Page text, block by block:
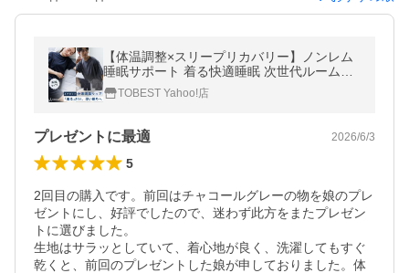
【体温調整×スリープリカバリー】ノンレム
睡眠サポート 着る快適睡眠 次世代ルームウ
ェア メンズ パジャマ 上下セット 半袖 超Pay
Pay祭
TOBEST Yahoo!店
プレゼントに最適 2026/6/3
5
2回目の購入です。前回はチャコールグレーの物を娘のプレ
ゼントにし、好評でしたので、迷わず此方をまたプレゼン
トに選びました。
生地はサラッとしていて、着心地が良く、洗濯してもすぐ
乾くと、前回のプレゼントした娘が申しておりました。体